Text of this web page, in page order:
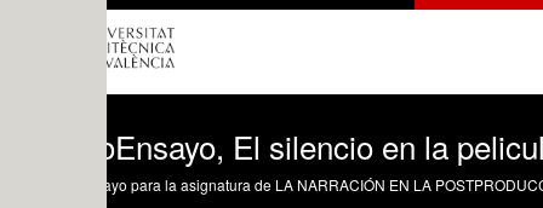
El silencio en la pelicula Drive
para la asignatura de LA NARRACIÓN EN LA POSTPRODUCCIÓN